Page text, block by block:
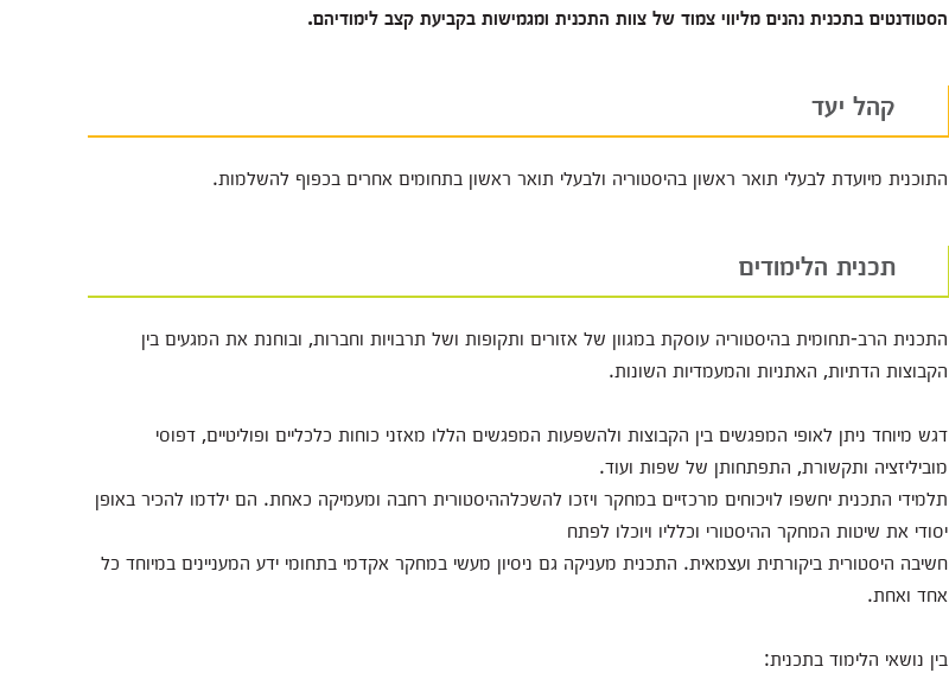
הסטודנטים בתכנית נהנים מליווי צמוד של צוות התכנית ומגמישות בקביעת קצב לימודיהם.
קהל יעד
התוכנית מיועדת לבעלי תואר ראשון בהיסטוריה ולבעלי תואר ראשון בתחומים אחרים בכפוף להשלמות.
תכנית הלימודים
התכנית הרב-תחומית בהיסטוריה עוסקת במגוון של אזורים ותקופות ושל תרבויות וחברות, ובוחנת את המגעים בין
הקבוצות הדתיות, האתניות והמעמדיות השונות.
דגש מיוחד ניתן לאופי המפגשים בין הקבוצות ולהשפעות המפגשים הללו מאזני כוחות כלכליים ופוליטיים, דפוסי
מוביליזציה ותקשורת, התפתחותן של שפות ועוד.
תלמידי התכנית יחשפו לויכוחים מרכזיים במחקר ויזכו להשכלההיסטורית רחבה ומעמיקה כאחת. הם ילדמו להכיר באופן
יסודי את שיטות המחקר ההיסטורי וכלליו ויוכלו לפתח
חשיבה היסטורית ביקורתית ועצמאית. התכנית מעניקה גם ניסיון מעשי במחקר אקדמי בתחומי ידע המעניינים במיוחד כל
אחד ואחת.
בין נושאי הלימוד בתכנית: